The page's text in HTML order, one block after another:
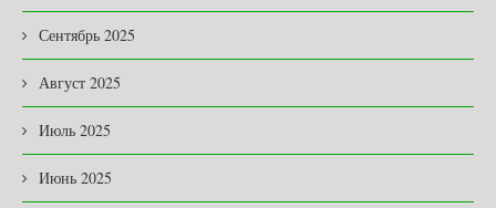
Сентябрь 2025
Август 2025
Июль 2025
Июнь 2025